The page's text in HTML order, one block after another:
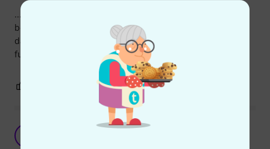
... so stand es in der Beschreibung,- das kann ich
bestätigen, klarer Sound - laut genug...
das elektronische Effektteil muss man mögen, aber
funktioniert einwandfrei
BEWERTUNG MELDEN
Guter Amp für kleines Geld